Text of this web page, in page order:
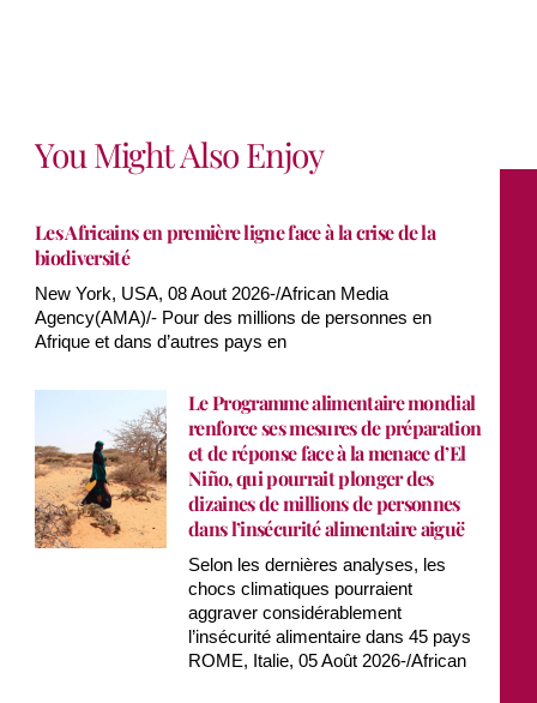
You Might Also Enjoy
Les Africains en première ligne face à la crise de la
biodiversité
New York, USA, 08 Aout 2026-/African Media
Agency(AMA)/- Pour des millions de personnes en
Afrique et dans d’autres pays en
Le Programme alimentaire mondial
renforce ses mesures de préparation
et de réponse face à la menace d’El
Niño, qui pourrait plonger des
dizaines de millions de personnes
dans l’insécurité alimentaire aiguë
Selon les dernières analyses, les
chocs climatiques pourraient
aggraver considérablement
l’insécurité alimentaire dans 45 pays
ROME, Italie, 05 Août 2026-/African